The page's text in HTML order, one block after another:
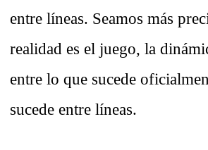
entre líneas. Seamos más
realidad es el juego, la
entre lo que sucede
sucede entre líneas.